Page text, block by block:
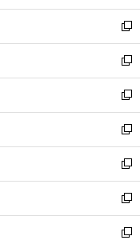
開
く
ウ
で
開
く
ン
ド
ウ
で
開
く
ウ
ィ
ン
ド
ウ
で
開
く
新
し
い
ウ
ィ
ン
ド
ウ
で
開
く
新
し
い
ウ
ィ
ン
ド
ウ
で
開
く
新
し
い
ウ
ィ
ン
ド
ウ
で
新
し
い
ウ
ィ
ン
ド
新
し
い
ウ
ィ
新
し
い
新